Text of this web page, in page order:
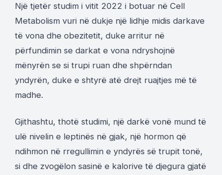
Një tjetër studim i vitit 2022 i botuar në Cell
Metabolism vuri në dukje një lidhje midis darkave
të vona dhe obezitetit, duke arritur në
përfundimin se darkat e vona ndryshojnë
mënyrën se si trupi ruan dhe shpërndan
yndyrën, duke e shtyrë atë drejt ruajtjes më të
madhe.
Gjithashtu, thotë studimi, një darkë vonë mund të
ulë nivelin e leptinës në gjak, një hormon që
ndihmon në rregullimin e yndyrës së trupit tonë,
si dhe zvogëlon sasinë e kalorive të djegura gjatë